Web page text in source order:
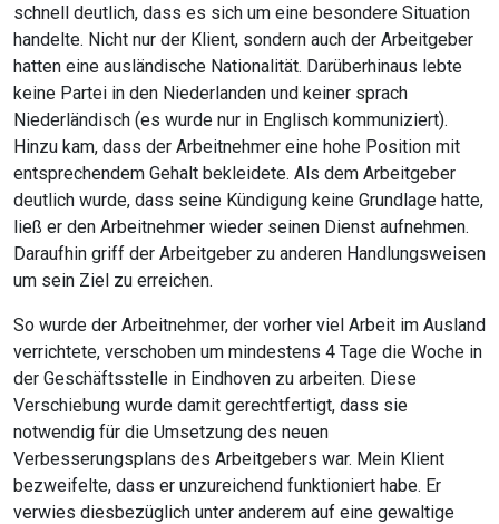
schnell deutlich, dass es sich um eine besondere Situation
handelte. Nicht nur der Klient, sondern auch der Arbeitgeber
hatten eine ausländische Nationalität. Darüberhinaus lebte
keine Partei in den Niederlanden und keiner sprach
Niederländisch (es wurde nur in Englisch kommuniziert).
Hinzu kam, dass der Arbeitnehmer eine hohe Position mit
entsprechendem Gehalt bekleidete. Als dem Arbeitgeber
deutlich wurde, dass seine Kündigung keine Grundlage hatte,
ließ er den Arbeitnehmer wieder seinen Dienst aufnehmen.
Daraufhin griff der Arbeitgeber zu anderen Handlungsweisen
um sein Ziel zu erreichen.
So wurde der Arbeitnehmer, der vorher viel Arbeit im Ausland
verrichtete, verschoben um mindestens 4 Tage die Woche in
der Geschäftsstelle in Eindhoven zu arbeiten. Diese
Verschiebung wurde damit gerechtfertigt, dass sie
notwendig für die Umsetzung des neuen
Verbesserungsplans des Arbeitgebers war. Mein Klient
bezweifelte, dass er unzureichend funktioniert habe. Er
verwies diesbezüglich unter anderem auf eine gewaltige